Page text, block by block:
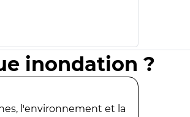
inondation ?
l'environnement et la